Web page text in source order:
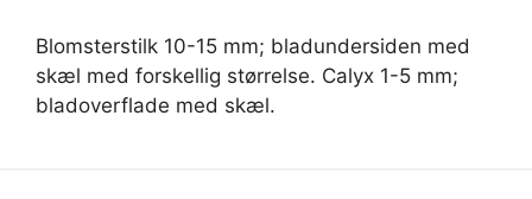
Blomsterstilk 10-15 mm; bladundersiden med
skæl med forskellig størrelse. Calyx 1-5 mm;
bladoverflade med skæl.